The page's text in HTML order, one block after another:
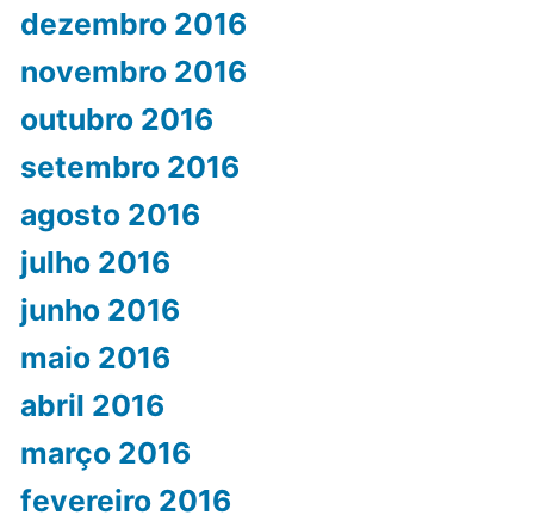
dezembro 2016
novembro 2016
outubro 2016
setembro 2016
agosto 2016
julho 2016
junho 2016
maio 2016
abril 2016
março 2016
fevereiro 2016